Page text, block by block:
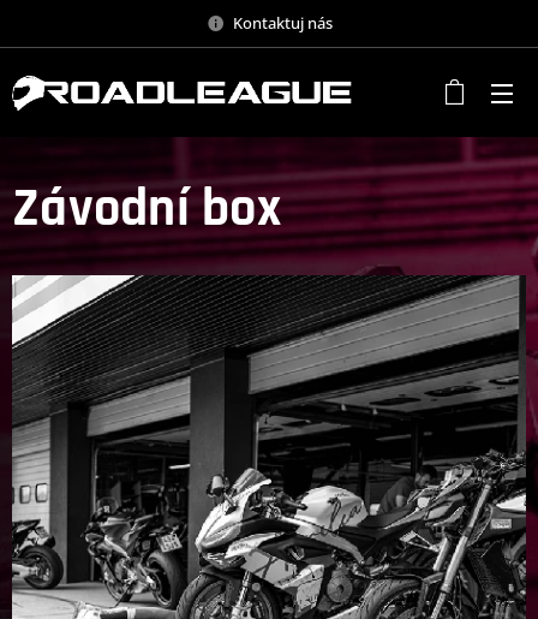
Kontaktuj nás
Závodní box